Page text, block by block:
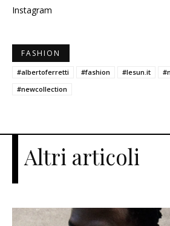
Instagram
FASHION
#albertoferretti #fashion #lesun.it
#newcollection
Altri articoli